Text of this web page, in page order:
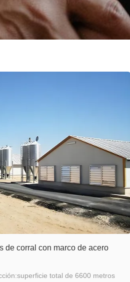
de corral con marco de acero
total de 6600 metros